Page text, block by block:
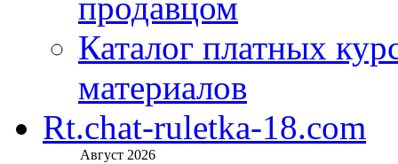
продавцом
Каталог платных
материалов
Rt.chat-ruletka-18.com
Август 2026